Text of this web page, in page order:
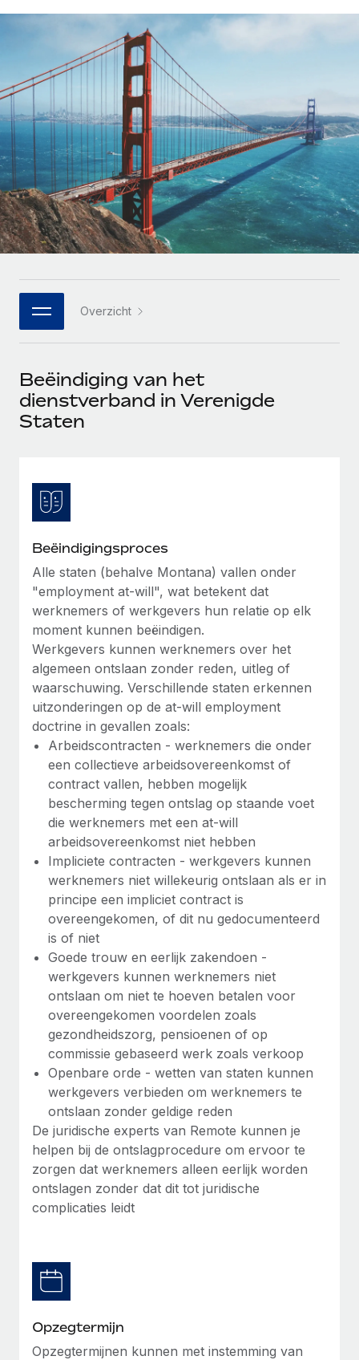
Ingewikkelde HR-taken eenvoudig uitbesteden
INFRASTRUCTUUR
Remote Embedded
HR naadloos in workflows integreren
Platform
Ingebouwde essentiële HR-functies voor je team
Verbinden
Nieuw
Integraties
Processen stroomlijnen met essentiële zakelijke tools
Vraag een expert
Krijg hulp van global HR- en juridische experts
kandidaten
Compliance Watchtower
Blijf compliance-risico's voor
Apparaatbeheer
Lever en track wereldwijd IT-middelen
Entiteiten oprichten
Stel snel compliant entiteiten op
Mobiliteit en overplaatsing
Plaats werknemers moeiteloos over
Secundaire arbeidsvoorwaarden
Eenvoudig secundaire arbeidsvoorwaarden
beheren
Start-ups
Flexibele global HR en payroll solutions voor groeiende
bedrijven
Mid-market
Teams uitbreiden met HR solutions op maat
Enterprise
Global HR voor grote bedrijven
Strategische technologiepartners
Integreer global HR flexibel in je platform
Een partner worden
Remote Build
Binnenkort beschikbaar
Integraties en advies over AI-automatiseringen
Betalingscalculator voor zzp'ers
Ontdek valuta-opties en betaalsnelheden voor
internationale zzp'ers
LEREN MET REMOTE
Onderzoek en gidsen
Casestudy's
HR-woordenlijst
Checklists en templates
Webinars
Evenementen
Inzicht in salaris en talent
Inzichtencentrum
Alle bronnen bekijken
BLOG
Global Payroll
EOR en PEO
Contractor Management
Belastingen
Naar de blog
Productupdates van Remote: Gusto- en Xero-
integraties en Contractor Management Plus
Meer informatie
Hoe Phiture 55 werknemers in 19 landen
beheert met Remote
Phiture, een toonaangevende leider in de wereldwijde
mobiele groeiadviessector, zet zich sinds 2016...
Meer informatie
Français
Deutsch
Español
Italiano
Português (Portugal)
中文（简体）
Inloggen
Overzicht
Beëindiging van het
dienstverband in Verenigde
Staten
Beëindigingsproces
Alle staten (behalve Montana) vallen onder
"employment at-will", wat betekent dat
werknemers of werkgevers hun relatie op elk
moment kunnen beëindigen.
Werkgevers kunnen werknemers over het
algemeen ontslaan zonder reden, uitleg of
waarschuwing. Verschillende staten erkennen
uitzonderingen op de at-will employment
doctrine in gevallen zoals:
Arbeidscontracten - werknemers die onder
een collectieve arbeidsovereenkomst of
contract vallen, hebben mogelijk
bescherming tegen ontslag op staande voet
die werknemers met een at-will
arbeidsovereenkomst niet hebben
Impliciete contracten - werkgevers kunnen
werknemers niet willekeurig ontslaan als er in
principe een impliciet contract is
overeengekomen, of dit nu gedocumenteerd
is of niet
Goede trouw en eerlijk zakendoen -
werkgevers kunnen werknemers niet
ontslaan om niet te hoeven betalen voor
overeengekomen voordelen zoals
gezondheidszorg, pensioenen of op
commissie gebaseerd werk zoals verkoop
Openbare orde - wetten van staten kunnen
werkgevers verbieden om werknemers te
ontslaan zonder geldige reden
De juridische experts van Remote kunnen je
helpen bij de ontslagprocedure om ervoor te
zorgen dat werknemers alleen eerlijk worden
ontslagen zonder dat dit tot juridische
complicaties leidt
Opzegtermijn
Opzegtermijnen kunnen met instemming van